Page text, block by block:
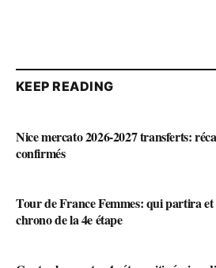
KEEP READING
Nice mercato 2026-2027 transferts:
confirmés
Tour de France Femmes: qui partira
chrono de la 4e étape